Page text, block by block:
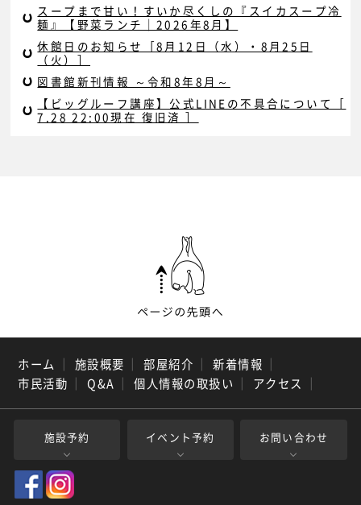
スープまで甘い！すいか尽くしの『スイカスープ冷
麺』【野菜ランチ｜2026年8月】
休館日のお知らせ［8月12日（水）・8月25日
（火）］
図書館新刊情報 ～令和8年8月～
【ビッグルーフ講座】公式LINEの不具合について［
7.28 22:00現在 復旧済 ］
ホーム ｜ 施設概要 ｜ 部屋紹介 ｜ 新着情報 ｜
市民活動 ｜ Q&A ｜ 個人情報の取扱い ｜ アクセス ｜
施設予約 イベント予約 お問い合わせ